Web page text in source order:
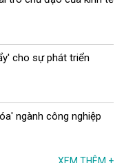
cho sự phát triển
ngành công nghiệp